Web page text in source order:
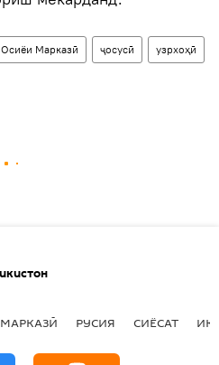
Осиёи Марказӣ ҷосусӣ узрхоҳӣ
РУСИЯ СИЁСАТ